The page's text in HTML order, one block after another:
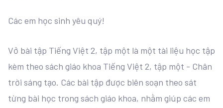
Các em học sinh yêu quý!
Vở bài tập Tiếng Việt 2, tập một là một tài liệu học tập
kèm theo sách giáo khoa Tiếng Việt 2, tập một - Chân
trời sáng tạo. Các bài tập được biên soạn theo sát
từng bài học trong sách giáo khoa, nhằm giúp các em